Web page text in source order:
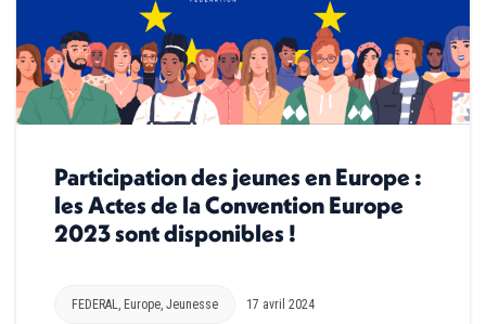
Participation des jeunes en Europe :
les Actes de la Convention Europe
2023 sont disponibles !
FEDERAL Europe Jeunesse 17 avril 2024